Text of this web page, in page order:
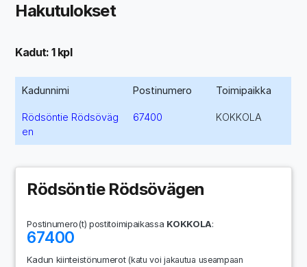
Hakutulokset
Kadut: 1 kpl
Kadunnimi Postinumero Toimipaikka
Rödsöntie Rödsöväg
en
67400 KOKKOLA
Rödsöntie Rödsövägen
Postinumero(t) postitoimipaikassa KOKKOLA:
67400
Kadun kiinteistönumerot(katu voi jakautua useampaan